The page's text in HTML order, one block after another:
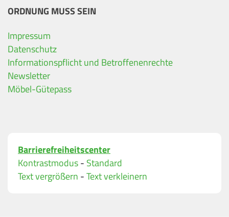
ORDNUNG MUSS SEIN
Impressum
Datenschutz
Informationspflicht und Betroffenenrechte
Newsletter
Möbel-Gütepass
Barrierefreiheitscenter
Kontrastmodus- Standard
Text vergrößern -Text verkleinern
Ihre Kontaktdaten
Alle mit Stern gekennzeichneten Felder sind
Name
Bitte geben Sie eine gültige E-Mail-Adresse ein.
Telefon*